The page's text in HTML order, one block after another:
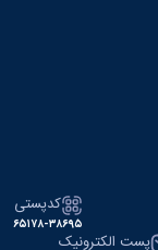
کدپستی
۶۵۱۷۸-۳۸۶۹۵
پست الکترونیک